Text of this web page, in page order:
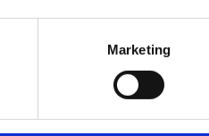
meter
Marketing